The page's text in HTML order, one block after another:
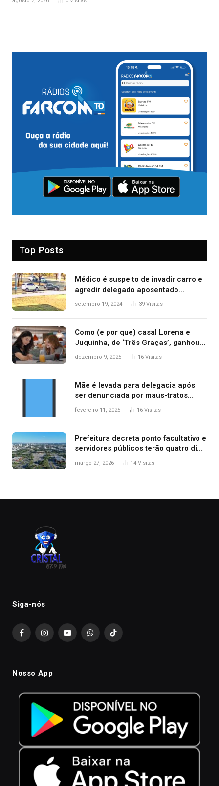
Top Posts
Médico é suspeito de invadir carro e
agredir delegado aposentado
durante confusão no trânsito
setembro 19, 2024 39 Visitas
Como (e por que) casal Lorena e
Juquinha, de ‘Três Graças’, ganhou
repercussão internacional
dezembro 9, 2025 16 Visitas
Mãe é levada para delegacia após
ser denunciada por maus-tratos
contra dois filhos, diz polícia
fevereiro 11, 2025 16 Visitas
Prefeitura decreta ponto facultativo e
servidores públicos terão quatro dias
de folga na Semana Santa
março 27, 2026 14 Visitas
Siga-nós
FacebookInstagramYouTubeWhatsAppTikTok
Nosso App